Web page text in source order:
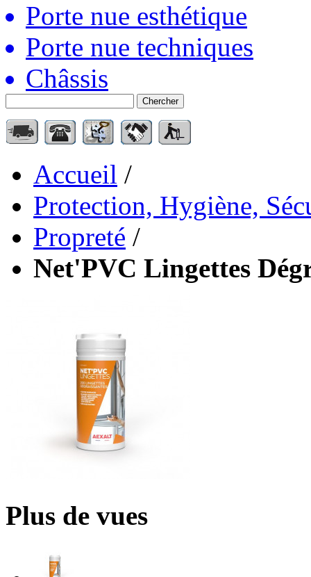
Porte nue esthétique
Porte nue techniques
Châssis
Chercher
Accueil /
Protection, Hygiène,
Propreté /
Net'PVC Lingettes
Plus de vues